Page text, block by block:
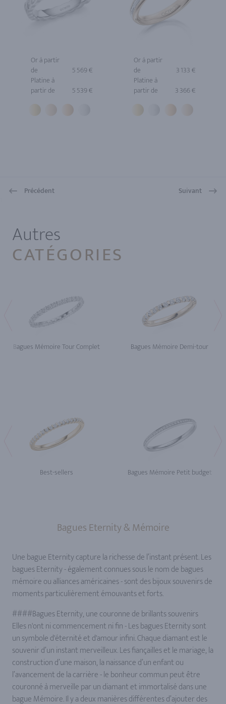
Or à partir
de
5 569 €
Platine à
partir de
5 539 €
Or à partir
de
3 133 €
Platine à
partir de
3 366 €
Précédent Suivant
Autres
CATÉGORIES
Bagues Mémoire Tour Complet Bagues Mémoire Demi-tour
Best-sellers Bagues Mémoire Petit budget
Bagues Eternity & Mémoire
Une bague Eternity capture la richesse de l’instant présent. Les
bagues Eternity - également connues sous le nom de bagues
mémoire ou alliances américaines - sont des bijoux souvenirs de
moments particulièrement émouvants et forts.
####Bagues Eternity, une couronne de brillants souvenirs
Elles n'ont ni commencement ni fin - Les bagues Eternity sont
un symbole d'éternité et d'amour infini. Chaque diamant est le
souvenir d’un instant merveilleux. Les fiançailles et le mariage, la
construction d’une maison, la naissance d’un enfant ou
l’avancement de la carrière - le bonheur commun peut être
couronné à merveille par un diamant et immortalisé dans une
bague Mémoire. Il y a deux manières différentes d’ajouter des